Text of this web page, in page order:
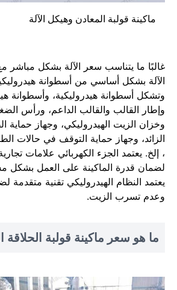
ماكينة قولبة المعادن وهيكل الآلة
غالبًا ما يتناسب سعر الآلة بشكل مباشر
الآلة بشكل أساسي من أسطوانة
وتشكل أسطوانة هيدروليكية، وأسطوانة
وإطار القالب والقالب الداعم، ورأس
وخزان الزيت الهيدروليكي، وجهاز حماية
الزائد، وجهاز حماية التوقف في حالات
، إلخ. يعتمد الجزء الكهربائي علامات
لضمان قدرة الماكينة على العمل بشكل
يعتمد النظام الهيدروليكي تقنية متقدمة
وعدم تسرب الزيت.
ما هو سعر ماكينة قولبة الحلاقة